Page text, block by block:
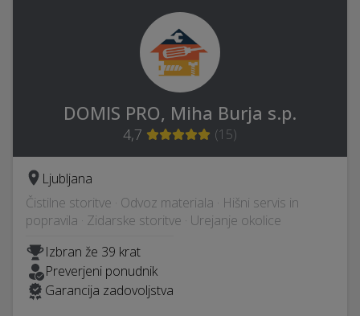
DOMIS PRO, Miha Burja s.p.
4,7 (15)
Ljubljana
Čistilne storitve · Odvoz materiala · Hišni servis in
popravila · Zidarske storitve · Urejanje okolice
Izbran že 39 krat
Preverjeni ponudnik
Garancija zadovoljstva